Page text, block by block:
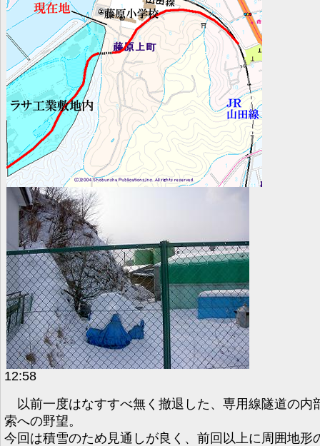
12:58
以前一度はなすすべ無く撤退した、専用線隧道の内
索への野望。
今回は積雪のため見通しが良く、前回以上に周囲地形